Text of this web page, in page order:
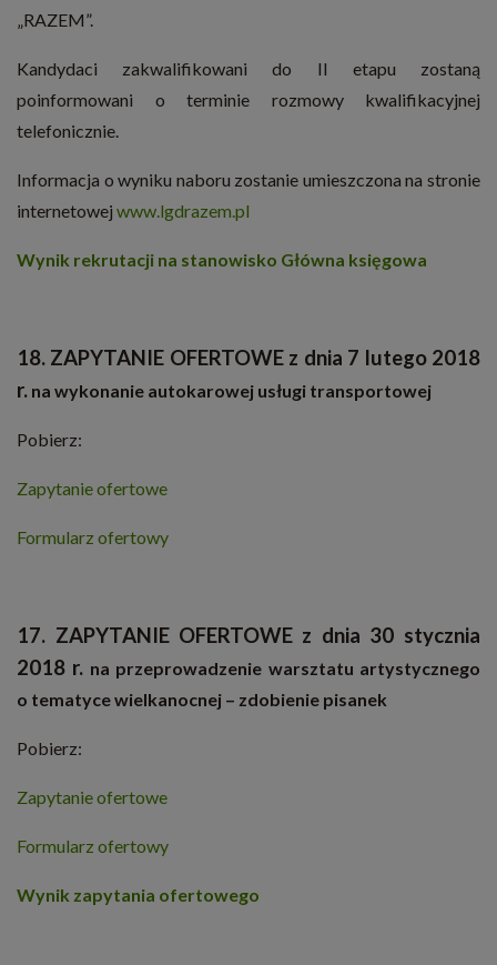
„RAZEM”.
Kandydaci zakwalifikowani do II etapu zostaną
poinformowani o terminie rozmowy kwalifikacyjnej
telefonicznie.
Informacja o wyniku naboru zostanie umieszczona na stronie
internetowej www.lgdrazem.pl
Wynik rekrutacji na stanowisko Główna księgowa
18. ZAPYTANIE OFERTOWE z dnia 7 lutego 2018
r. na wykonanie autokarowej usługi transportowej
Pobierz:
Zapytanie ofertowe
Formularz ofertowy
17. ZAPYTANIE OFERTOWE z dnia 30 stycznia
2018 r. na przeprowadzenie warsztatu artystycznego
o tematyce wielkanocnej – zdobienie pisanek
Pobierz:
Zapytanie ofertowe
Formularz ofertowy
Wynik zapytania ofertowego